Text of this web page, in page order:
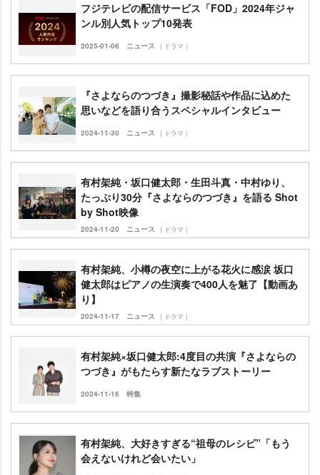
フジテレビの配信サービス「FOD」2024年ジャ
ンル別人気トップ10発表
2025-01-06 ニュース ｜ドラマ｜
『さよならのつづき』撮影秘話や作品に込めた
思いなどを語り合うスペシャルインタビュー
2024-11-30 ニュース ｜ドラマ｜
有村架純・坂口健太郎・生田斗真・中村ゆり、
たっぷり30分『さよならのつづき』を語る Shot
by Shot映像
2024-11-20 ニュース ｜ドラマ｜
有村架純、小樽の夜空に上がる花火に感涙 坂口
健太郎はピアノの生演奏で400人を魅了【動画あ
り】
2024-11-17 ニュース ｜ドラマ｜
有村架純×坂口健太郎:4度目の共演『さよならの
つづき』がもたらす新たなラブストーリー
2024-11-16 特集
有村架純、大好きすぎる“祖母のレシピ”「もう
会えないけれど会いたい」